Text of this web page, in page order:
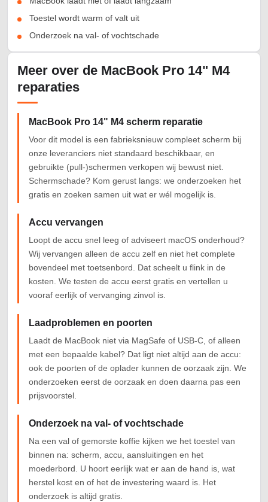
Toestel wordt warm of valt uit
Onderzoek na val- of vochtschade
Meer over de MacBook Pro 14" M4
reparaties
MacBook Pro 14" M4 scherm reparatie
Voor dit model is een fabrieksnieuw compleet scherm bij
onze leveranciers niet standaard beschikbaar, en
gebruikte (pull-)schermen verkopen wij bewust niet.
Schermschade? Kom gerust langs: we onderzoeken het
gratis en zoeken samen uit wat er wél mogelijk is.
Accu vervangen
Loopt de accu snel leeg of adviseert macOS onderhoud?
Wij vervangen alleen de accu zelf en niet het complete
bovendeel met toetsenbord. Dat scheelt u flink in de
kosten. We testen de accu eerst gratis en vertellen u
vooraf eerlijk of vervanging zinvol is.
Laadproblemen en poorten
Laadt de MacBook niet via MagSafe of USB-C, of alleen
met een bepaalde kabel? Dat ligt niet altijd aan de accu:
ook de poorten of de oplader kunnen de oorzaak zijn. We
onderzoeken eerst de oorzaak en doen daarna pas een
prijsvoorstel.
Onderzoek na val- of vochtschade
Na een val of gemorste koffie kijken we het toestel van
binnen na: scherm, accu, aansluitingen en het
moederbord. U hoort eerlijk wat er aan de hand is, wat
herstel kost en of het de investering waard is. Het
onderzoek is altijd gratis.